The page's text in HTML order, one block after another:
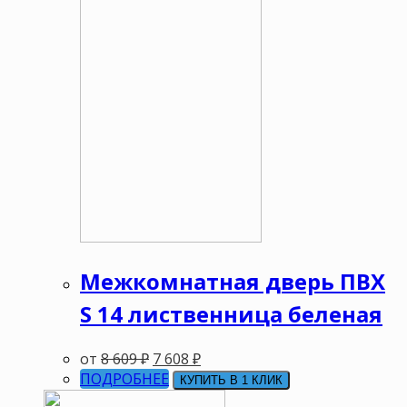
Межкомнатная дверь ПВХ
S 14 лиственница беленая
от 8 609₽ 7 608 ₽
ПОДРОБНЕЕ
КУПИТЬ В 1 КЛИК